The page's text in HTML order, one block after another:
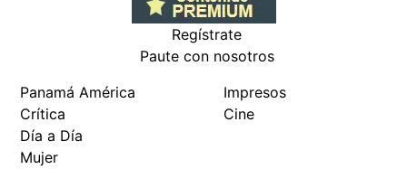
Regístrate
Paute con nosotros
Panamá América
Crítica
Día a Día
Mujer
Impresos
Cine